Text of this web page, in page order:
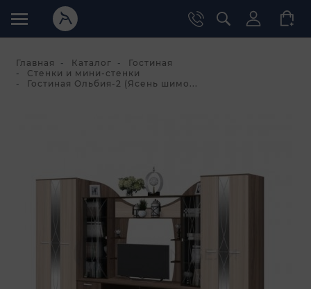
Главная Каталог
Гостиная
Стенки и мини-стенки
Гостиная Ольбия-2 (Ясень шимо...